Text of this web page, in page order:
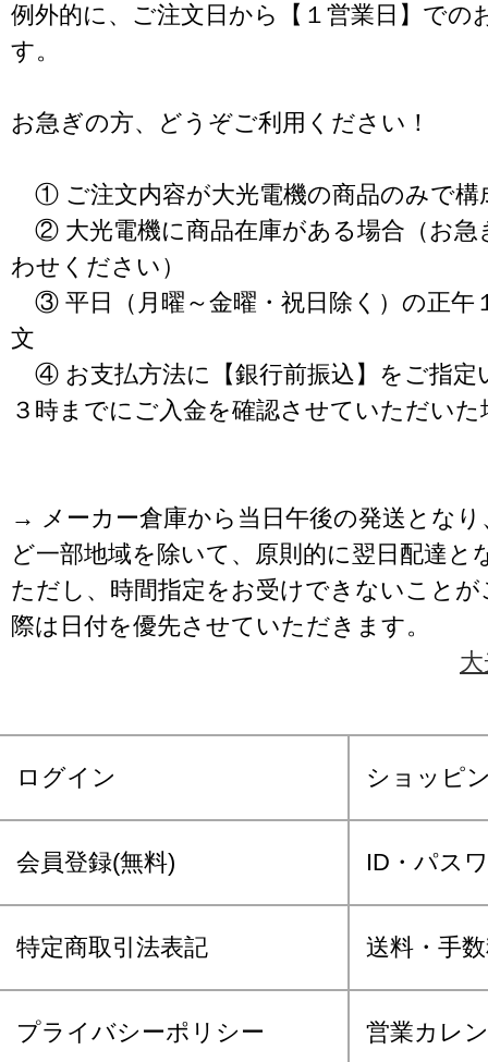
例外的に、ご注文日から【１営業日】での
す。
お急ぎの方、どうぞご利用ください！
① ご注文内容が大光電機の商品のみで構
② 大光電機に商品在庫がある場合（お急
わせください）
③ 平日（月曜～金曜・祝日除く）の正午
文
④ お支払方法に【銀行前振込】をご指定
３時までにご入金を確認させていただいた
→ メーカー倉庫から当日午後の発送となり
ど一部地域を除いて、原則的に翌日配達と
ただし、時間指定をお受けできないこと
際は日付を優先させていただきます。
ログイン ショッピ
会員登録(無料) ID・パス
特定商取引法表記 送料・手
プライバシーポリシー 営業カレ